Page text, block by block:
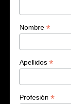
Nombre *
Apellidos *
Profesión *